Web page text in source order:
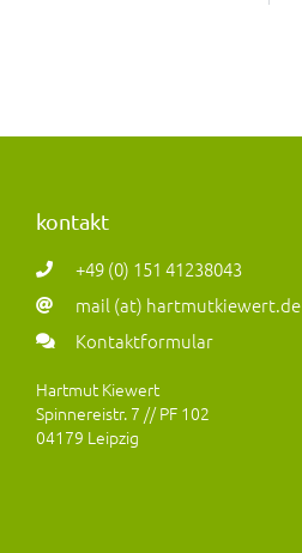
kontakt
+49 (0) 151 41238043
mail (at) hartmutkiewert.de
Kontaktformular
Hartmut Kiewert
Spinnereistr. 7 // PF 102
04179 Leipzig